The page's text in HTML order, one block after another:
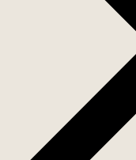
Brf HSB Sköndal
med god ekonomi
framtidsplaner.
en låg
endast 145kr/mån
(1000/1000)